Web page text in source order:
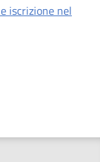
iscrizione nel